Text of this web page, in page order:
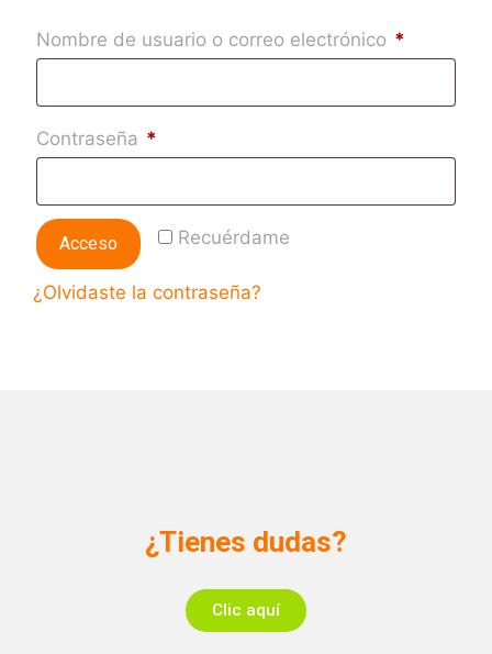
Nombre de usuario o correo electrónico *
Contraseña *
Recuérdame
Acceso
¿Olvidaste la contraseña?
¿Tienes dudas?
Clic aquí